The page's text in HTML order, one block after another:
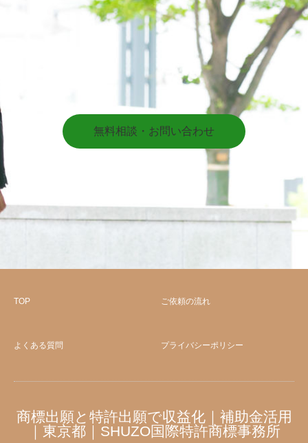
無料相談・お問い合わせ
TOP ご依頼の流れ
よくある質問 プライバシーポリシー
商標出願と特許出願で収益化｜補助金活用
｜東京都｜SHUZO国際特許商標事務所